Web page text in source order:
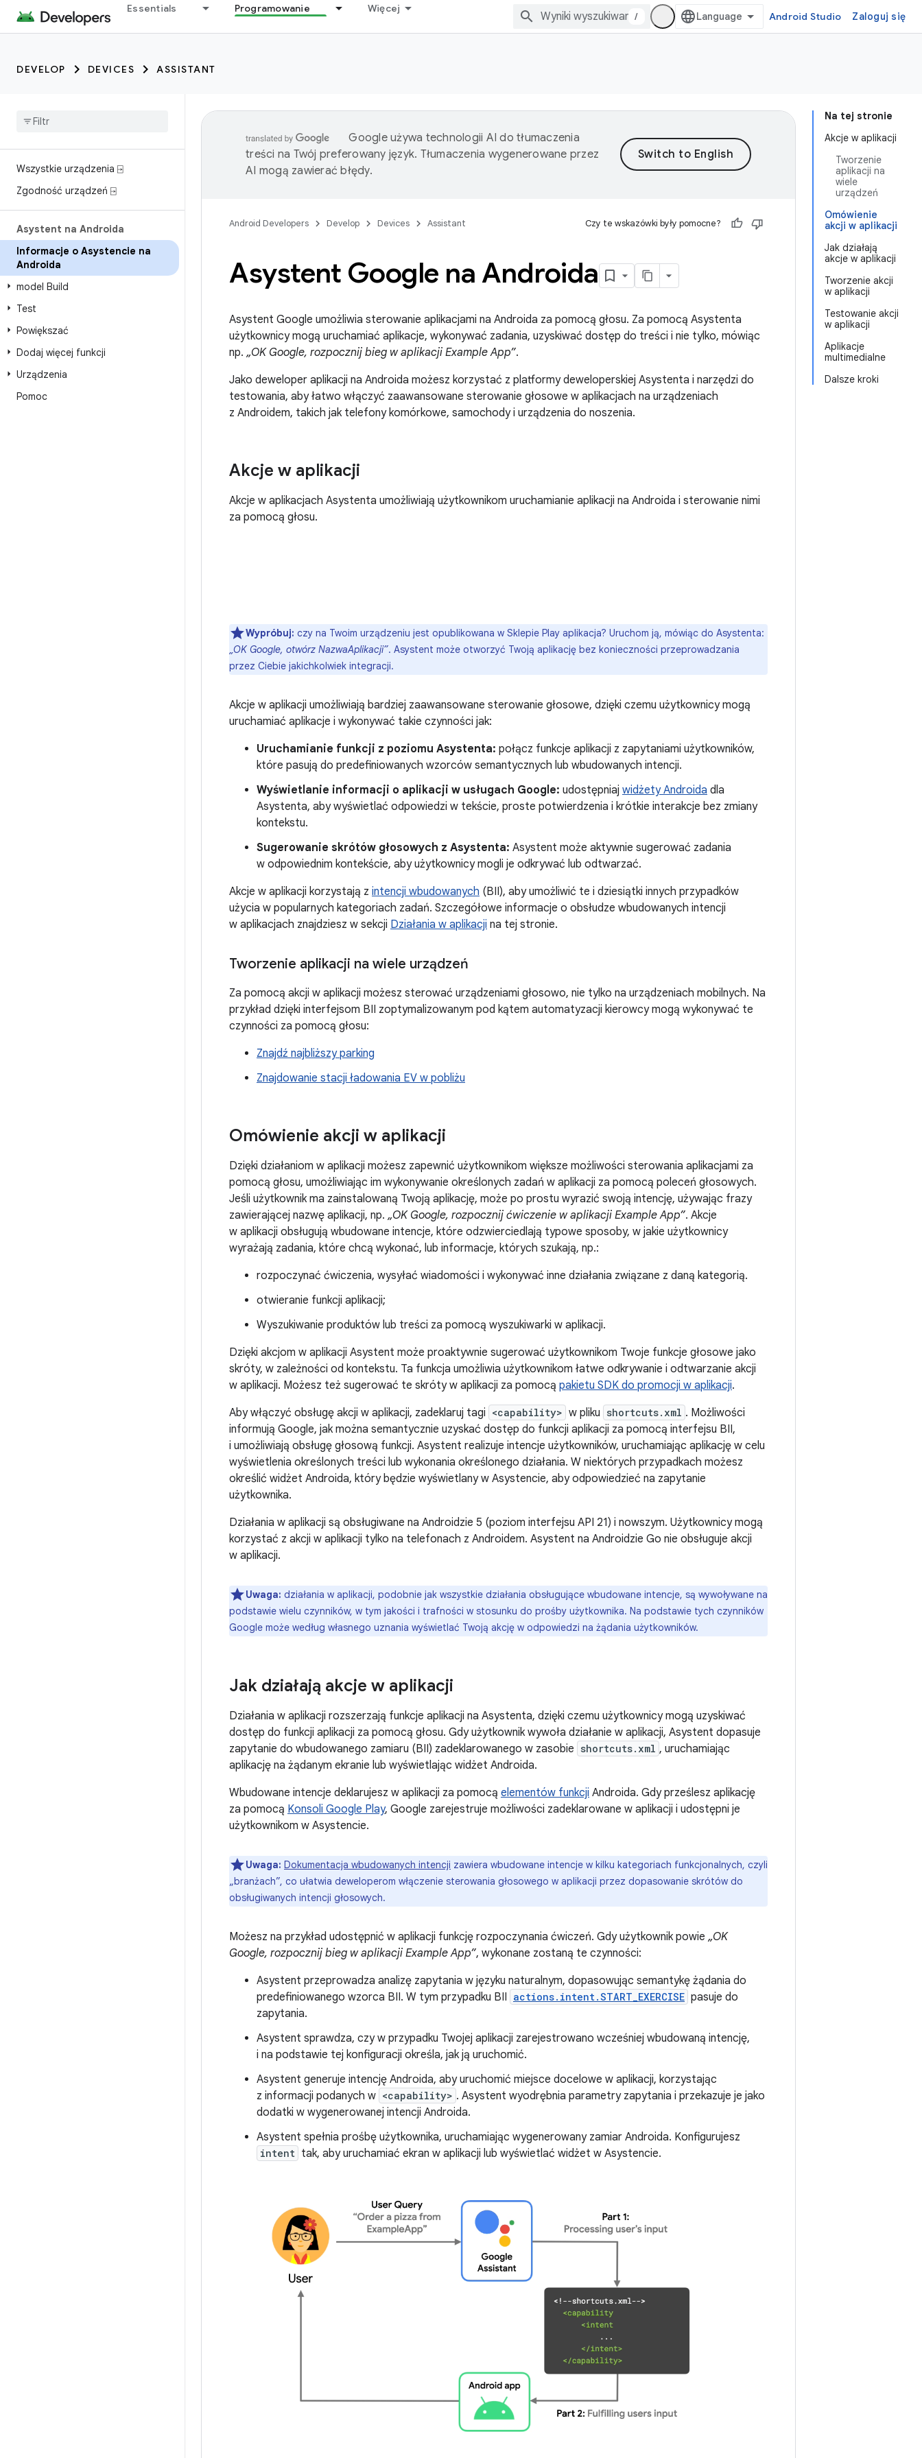
Essentials Programowanie Więcej
/ Android Studio Zaloguj się
DEVELOP DEVICES ASSISTANT
Wszystkie urządzenia ⍈
Zgodność urządzeń ⍈
Asystent na Androida
Informacje o Asystencie na
Androida
model Build
Test
Powiększać
Dodaj więcej funkcji
Urządzenia
Pomoc
Na tej stronie
Akcje w aplikacji
Tworzenie
aplikacji na
wiele
urządzeń
Omówienie
akcji w aplikacji
Jak działają
akcje w aplikacji
Tworzenie akcji
w aplikacji
Testowanie akcji
w aplikacji
Aplikacje
multimedialne
Dalsze kroki
Google używa technologii AI do tłumaczenia
treści na Twój preferowany język. Tłumaczenia wygenerowane przez
AI mogą zawierać błędy.
Android Developers Develop Devices Assistant Czy te wskazówki były pomocne?
Asystent Google na Androida
Asystent Google umożliwia sterowanie aplikacjami na Androida za pomocą głosu. Za pomocą Asystenta
użytkownicy mogą uruchamiać aplikacje, wykonywać zadania, uzyskiwać dostęp do treści i nie tylko, mówiąc
np. „OK Google, rozpocznij bieg w aplikacji Example App”.
Jako deweloper aplikacji na Androida możesz korzystać z platformy deweloperskiej Asystenta i narzędzi do
testowania, aby łatwo włączyć zaawansowane sterowanie głosowe w aplikacjach na urządzeniach
z Androidem, takich jak telefony komórkowe, samochody i urządzenia do noszenia.
Akcje w aplikacji
Akcje w aplikacjach Asystenta umożliwiają użytkownikom uruchamianie aplikacji na Androida i sterowanie nimi
za pomocą głosu.
Wypróbuj: czy na Twoim urządzeniu jest opublikowana w Sklepie Play aplikacja? Uruchom ją, mówiąc do Asystenta:
„OK Google, otwórz NazwaAplikacji”. Asystent może otworzyć Twoją aplikację bez konieczności przeprowadzania
przez Ciebie jakichkolwiek integracji.
Akcje w aplikacji umożliwiają bardziej zaawansowane sterowanie głosowe, dzięki czemu użytkownicy mogą
uruchamiać aplikacje i wykonywać takie czynności jak:
Uruchamianie funkcji z poziomu Asystenta: połącz funkcje aplikacji z zapytaniami użytkowników,
które pasują do predefiniowanych wzorców semantycznych lub wbudowanych intencji.
Wyświetlanie informacji o aplikacji w usługach Google: udostępniaj widżety Androida dla
Asystenta, aby wyświetlać odpowiedzi w tekście, proste potwierdzenia i krótkie interakcje bez zmiany
kontekstu.
Sugerowanie skrótów głosowych z Asystenta: Asystent może aktywnie sugerować zadania
w odpowiednim kontekście, aby użytkownicy mogli je odkrywać lub odtwarzać.
Akcje w aplikacji korzystają z intencji wbudowanych (BII), aby umożliwić te i dziesiątki innych przypadków
użycia w popularnych kategoriach zadań. Szczegółowe informacje o obsłudze wbudowanych intencji
w aplikacjach znajdziesz w sekcji Działania w aplikacji na tej stronie.
Tworzenie aplikacji na wiele urządzeń
Za pomocą akcji w aplikacji możesz sterować urządzeniami głosowo, nie tylko na urządzeniach mobilnych. Na
przykład dzięki interfejsom BII zoptymalizowanym pod kątem automatyzacji kierowcy mogą wykonywać te
czynności za pomocą głosu:
Znajdź najbliższy parking
Znajdowanie stacji ładowania EV w pobliżu
Omówienie akcji w aplikacji
Dzięki działaniom w aplikacji możesz zapewnić użytkownikom większe możliwości sterowania aplikacjami za
pomocą głosu, umożliwiając im wykonywanie określonych zadań w aplikacji za pomocą poleceń głosowych.
Jeśli użytkownik ma zainstalowaną Twoją aplikację, może po prostu wyrazić swoją intencję, używając frazy
zawierającej nazwę aplikacji, np. „OK Google, rozpocznij ćwiczenie w aplikacji Example App”. Akcje
w aplikacji obsługują wbudowane intencje, które odzwierciedlają typowe sposoby, w jakie użytkownicy
wyrażają zadania, które chcą wykonać, lub informacje, których szukają, np.:
rozpoczynać ćwiczenia, wysyłać wiadomości i wykonywać inne działania związane z daną kategorią.
otwieranie funkcji aplikacji;
Wyszukiwanie produktów lub treści za pomocą wyszukiwarki w aplikacji.
Dzięki akcjom w aplikacji Asystent może proaktywnie sugerować użytkownikom Twoje funkcje głosowe jako
skróty, w zależności od kontekstu. Ta funkcja umożliwia użytkownikom łatwe odkrywanie i odtwarzanie akcji
w aplikacji. Możesz też sugerować te skróty w aplikacji za pomocą pakietu SDK do promocji w aplikacji.
Aby włączyć obsługę akcji w aplikacji, zadeklaruj tagi <capability> w pliku shortcuts.xml . Możliwości
informują Google, jak można semantycznie uzyskać dostęp do funkcji aplikacji za pomocą interfejsu BII,
i umożliwiają obsługę głosową funkcji. Asystent realizuje intencje użytkowników, uruchamiając aplikację w celu
wyświetlenia określonych treści lub wykonania określonego działania. W niektórych przypadkach możesz
określić widżet Androida, który będzie wyświetlany w Asystencie, aby odpowiedzieć na zapytanie
użytkownika.
Działania w aplikacji są obsługiwane na Androidzie 5 (poziom interfejsu API 21) i nowszym. Użytkownicy mogą
korzystać z akcji w aplikacji tylko na telefonach z Androidem. Asystent na Androidzie Go nie obsługuje akcji
w aplikacji.
Uwaga: działania w aplikacji, podobnie jak wszystkie działania obsługujące wbudowane intencje, są wywoływane na
podstawie wielu czynników, w tym jakości i trafności w stosunku do prośby użytkownika. Na podstawie tych czynników
Google może według własnego uznania wyświetlać Twoją akcję w odpowiedzi na żądania użytkowników.
Jak działają akcje w aplikacji
Działania w aplikacji rozszerzają funkcje aplikacji na Asystenta, dzięki czemu użytkownicy mogą uzyskiwać
dostęp do funkcji aplikacji za pomocą głosu. Gdy użytkownik wywoła działanie w aplikacji, Asystent dopasuje
zapytanie do wbudowanego zamiaru (BII) zadeklarowanego w zasobie shortcuts.xml , uruchamiając
aplikację na żądanym ekranie lub wyświetlając widżet Androida.
Wbudowane intencje deklarujesz w aplikacji za pomocą elementów funkcji Androida. Gdy prześlesz aplikację
za pomocą Konsoli Google Play, Google zarejestruje możliwości zadeklarowane w aplikacji i udostępni je
użytkownikom w Asystencie.
Uwaga: Dokumentacja wbudowanych intencji zawiera wbudowane intencje w kilku kategoriach funkcjonalnych, czyli
„branżach”, co ułatwia deweloperom włączenie sterowania głosowego w aplikacji przez dopasowanie skrótów do
obsługiwanych intencji głosowych.
Możesz na przykład udostępnić w aplikacji funkcję rozpoczynania ćwiczeń. Gdy użytkownik powie „OK
Google, rozpocznij bieg w aplikacji Example App”, wykonane zostaną te czynności:
Asystent przeprowadza analizę zapytania w języku naturalnym, dopasowując semantykę żądania do
predefiniowanego wzorca BII. W tym przypadku BII actions.intent.START_EXERCISE pasuje do
zapytania.
Asystent sprawdza, czy w przypadku Twojej aplikacji zarejestrowano wcześniej wbudowaną intencję,
i na podstawie tej konfiguracji określa, jak ją uruchomić.
Asystent generuje intencję Androida, aby uruchomić miejsce docelowe w aplikacji, korzystając
z informacji podanych w <capability> . Asystent wyodrębnia parametry zapytania i przekazuje je jako
dodatki w wygenerowanej intencji Androida.
Asystent spełnia prośbę użytkownika, uruchamiając wygenerowany zamiar Androida. Konfigurujesz
intent tak, aby uruchamiać ekran w aplikacji lub wyświetlać widżet w Asystencie.